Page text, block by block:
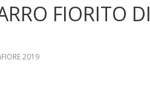
FIORITO DI
2019